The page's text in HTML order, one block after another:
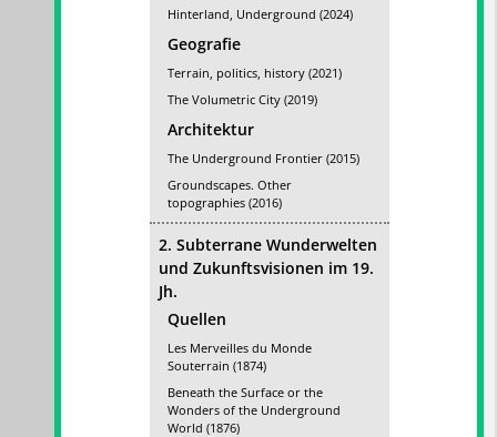
Hinterland, Underground (2024)
Geografie
Terrain, politics, history (2021)
The Volumetric City (2019)
Architektur
The Underground Frontier (2015)
Groundscapes. Other
topographies (2016)
2. Subterrane Wunderwelten
und Zukunftsvisionen im 19.
Jh.
Quellen
Les Merveilles du Monde
Souterrain (1874)
Beneath the Surface or the
Wonders of the Underground
World (1876)